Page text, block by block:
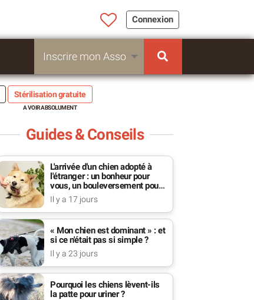
Connexion
Inscrire mon Asso
Stérilisation gratuite
Guides & Conseils
L'arrivée d'un chien adopté à
l'étranger : un bonheur pour
vous, un bouleversement pour
lui
Il y a 17 jours
« Mon chien est dominant » : et
si ce n'était pas si simple ?
Il y a 23 jours
Pourquoi les chiens lèvent-ils
la patte pour uriner ?